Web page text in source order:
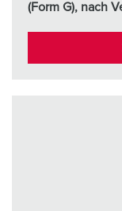
(Form G), nach